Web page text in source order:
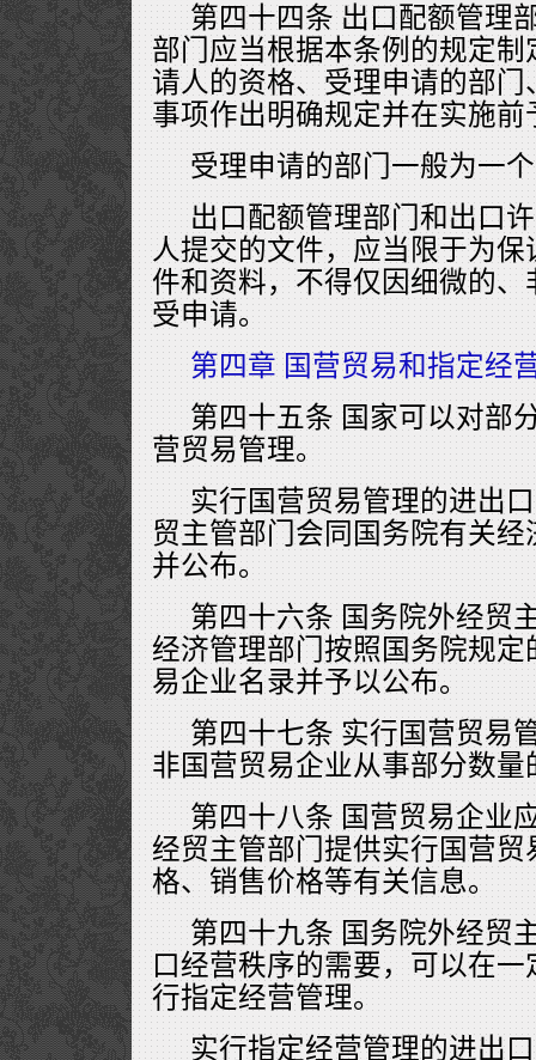
第四十四条 出口配额管理
部门应当根据本条例的规定
请人的资格、受理申请的部
事项作出明确规定并在实施前
受理申请的部门一般为一
出口配额管理部门和出口
人提交的文件，应当限于为
件和资料，不得仅因细微的
受申请。
第四章 国营贸易和指定经
第四十五条 国家可以对部
营贸易管理。
实行国营贸易管理的进出
贸主管部门会同国务院有关
并公布。
第四十六条 国务院外经贸
经济管理部门按照国务院规
易企业名录并予以公布。
第四十七条 实行国营贸易
非国营贸易企业从事部分数量
第四十八条 国营贸易企业
经贸主管部门提供实行国营
格、销售价格等有关信息。
第四十九条 国务院外经贸
口经营秩序的需要，可以在
行指定经营管理。
实行指定经营管理的进出